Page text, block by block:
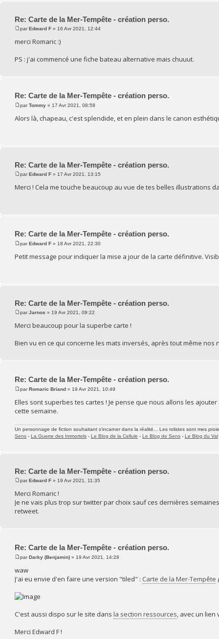
Re: Carte de la Mer-Tempête - création perso.
parEdward F » 16 Avr 2021, 12:44
merci Romaric :)
PS : j'ai commencé une fiche bateau alternative mais chuuut.
Re: Carte de la Mer-Tempête - création perso.
parTommy » 17 Avr 2021, 08:58
Alors là, chapeau, c'est splendide, et en plein dans le canon
Re: Carte de la Mer-Tempête - création perso.
parEdward F » 17 Avr 2021, 13:15
Merci ! Cela me touche beaucoup au vue de tes belles illustrations
Re: Carte de la Mer-Tempête - création perso.
parEdward F » 18 Avr 2021, 22:30
Petit message pour indiquer la mise a jour de la carte définitive.
Re: Carte de la Mer-Tempête - création perso.
parJarnos » 19 Avr 2021, 09:22
Merci beaucoup pour la superbe carte !
Bien vu en ce qui concerne les mats inversés, après tout même
Re: Carte de la Mer-Tempête - création perso.
parRomaric Briand » 19 Avr 2021, 10:49
Elles sont superbes tes cartes ! Je pense que nous allons les
cette semaine.
Un personnage de fiction souhaitant s'incarner dans la réalité... Les rolistes sont mes
Sens - La Guerre des Immortels - Le Blog de la Cellule - Le Blog de Sens - Le Blog du Val
Re: Carte de la Mer-Tempête - création perso.
parEdward F » 19 Avr 2021, 11:35
Merci Romaric !
Je ne vais plus trop sur twitter par choix sauf ces dernières
retweet.
Re: Carte de la Mer-Tempête - création perso.
parDarky (Benjamin) » 19 Avr 2021, 14:28
waw
J'ai eu envie d'en faire une version "tiled" : Carte de la Mer-Tempête
C'est aussi dispo sur le site dans la section ressources , avec un
Merci Edward F !